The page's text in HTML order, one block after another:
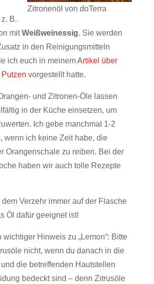
Zitronenöl von doTerra
B.
mitWeißweinessig. Sie werden
in den Reinigungsmitteln
ich euch in meinemArtikel über
vorgestellt hatte.
und Zitronen-Öle lassen
in der Küche einsetzen, um
Ich gebe manchmal 1-2
wenn ich keine Zeit habe, die
Orangenschale zu reiben. Bei der
haben wir auch tolle Rezepte
dem Verzehr immer auf der Flasche
Öl dafür geeignet ist!
wichtiger Hinweis zu „Lemon“: Bitte
nicht, wenn du danach in die
die betreffenden Hautstellen
bedeckt sind – denn Zitrusöle